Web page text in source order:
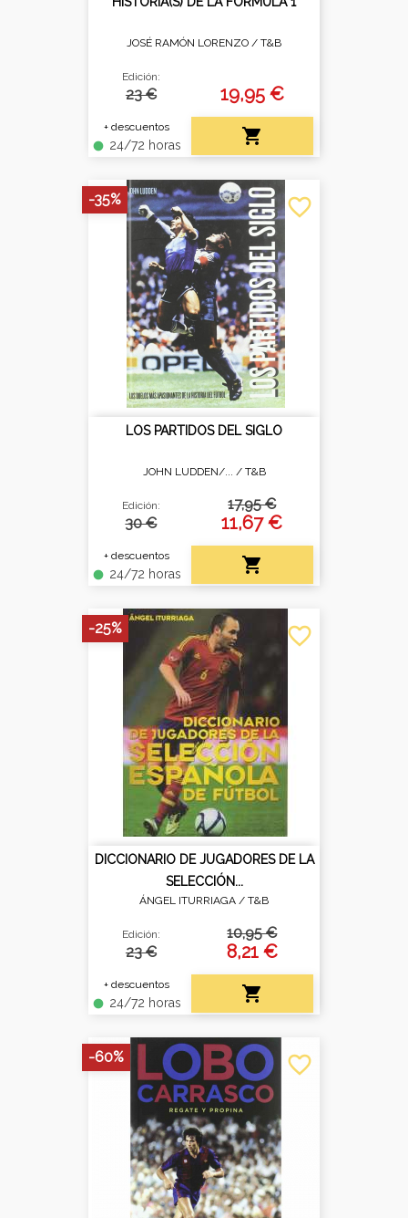
JOSÉ RAMÓN LORENZO / T&B
Edición:
23 €
+ descuentos
fiber_manual_record 24/72 horas
19,95 €

LOS PARTIDOS DEL SIGLO
JOHN LUDDEN/... / T&B
Edición:
30 €
+ descuentos
fiber_manual_record 24/72 horas
17,95 €
11,67 €

favorite_border
-35%
DICCIONARIO DE JUGADORES DE LA
SELECCIÓN...
ÁNGEL ITURRIAGA / T&B
Edición:
23 €
+ descuentos
fiber_manual_record 24/72 horas
10,95 €
8,21 €

favorite_border
-25%
favorite_border
-60%